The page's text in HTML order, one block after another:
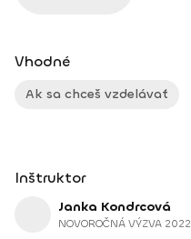
Vhodné
Ak sa chceš vzdelávať
Inštruktor
Janka Kondrcová
NOVOROČNÁ VÝZVA 2022